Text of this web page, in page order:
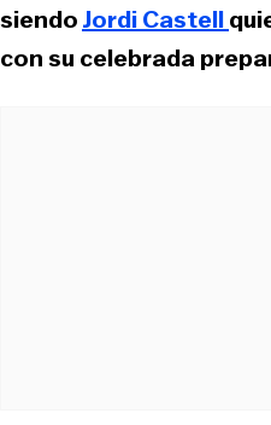
siendoJordi Castell
con su celebrada